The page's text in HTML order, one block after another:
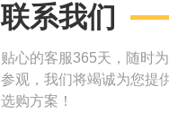
联系我们
贴心的客服365天，随时
参观，我们将竭诚为您提
选购方案！